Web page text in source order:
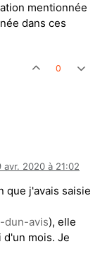
mentionnée
dans ces
0
avr. 2020 à 21:02
que j'avais saisie
dun-avis), elle
mois. Je